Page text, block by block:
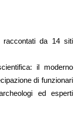
raccontati da 14 siti
il moderno
di funzionari
ed esperti